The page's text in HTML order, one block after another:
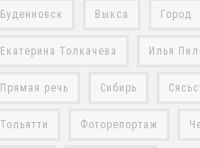
Буденновск Выкса Город
Екатерина Толкачева Илья
Прямая речь Сибирь
Тольятти Фоторепортаж